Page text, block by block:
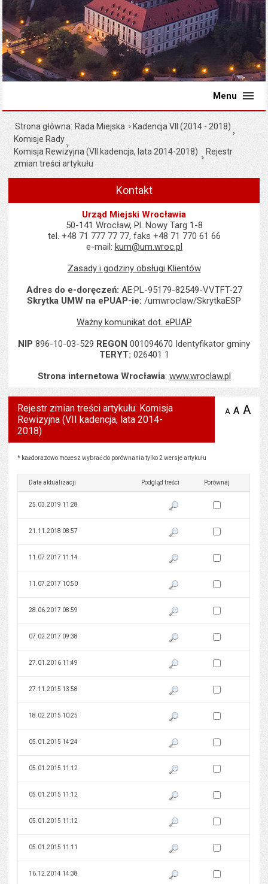
Menu
Strona główna Rada Miejska
Kadencja VII (2014 - 2018)
Komisje Rady
Komisja Rewizyjna (VII kadencja, lata 2014-2018)
Rejestr
zmian treści artykułu
Kontakt
Urząd Miejski Wrocławia
50-141 Wrocław, Pl. Nowy Targ 1-8
tel. +48 71 777 77 77, faks +48 71 770 61 66
e-mail: kum@um.wroc.pl
Zasady i godziny obsługi Klientów
Adres do e-doręczeń: AE:PL-95179-82549-VVTFT-27
Skrytka UMW na ePUAP-ie: /umwroclaw/SkrytkaESP
Ważny komunikat dot. ePUAP
NIP 896-10-03-529 REGON 001094670 Identyfikator gminy
TERYT: 026401 1
Strona internetowa Wrocławia: www.wroclaw.pl
Rejestr zmian treści artykułu: Komisja
Rewizyjna (VII kadencja, lata 2014-
2018)
A zmniejsz
A A
Rejestr zmian treści artykułu: Komisja Rewizyjna (VII kadencja, lata 2014-2018)
* każdorazowo możesz wybrać do porównania tylko 2 wersje artykułu
Data aktualizacji Podgląd treści Porównaj
25.03.2019 11:28 Pokaż podgląd wersji z dnia
Zaznacz wersję do
21.11.2018 08:57 Pokaż podgląd wersji z dnia
Zaznacz wersję do
11.07.2017 11:14 Pokaż podgląd wersji z dnia
Zaznacz wersję do
11.07.2017 10:50 Pokaż podgląd wersji z dnia
Zaznacz wersję do
28.06.2017 08:59 Pokaż podgląd wersji z dnia
Zaznacz wersję do
07.02.2017 09:38 Pokaż podgląd wersji z dnia
Zaznacz wersję do
27.01.2016 11:49 Pokaż podgląd wersji z dnia
Zaznacz wersję do
27.11.2015 13:58 Pokaż podgląd wersji z dnia
Zaznacz wersję do
18.02.2015 10:25 Pokaż podgląd wersji z dnia
Zaznacz wersję do
05.01.2015 14:24 Pokaż podgląd wersji z dnia
Zaznacz wersję do
05.01.2015 11:12 Pokaż podgląd wersji z dnia
Zaznacz wersję do
05.01.2015 11:12 Pokaż podgląd wersji z dnia
Zaznacz wersję do
05.01.2015 11:12 Pokaż podgląd wersji z dnia
Zaznacz wersję do
05.01.2015 11:11 Pokaż podgląd wersji z dnia
Zaznacz wersję do
16.12.2014 14:38 Pokaż podgląd wersji z dnia
Zaznacz wersję do